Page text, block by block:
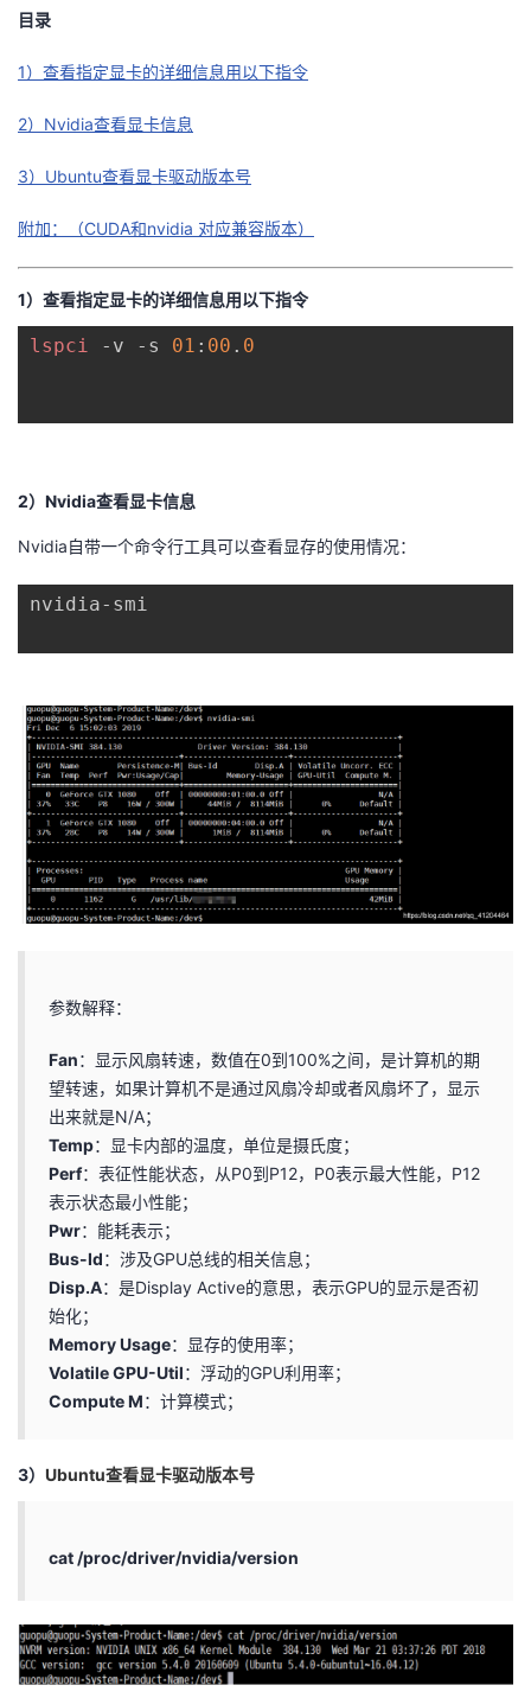
博
客
的
论
坛
我
的
圈
子
我
的
直
播
我
的
活
动
我
的
关
注
我
的
开
堂
的
课
程
我
的
认
证
我
的
实
我
的
我
的
我
我
术
支
持
云
声
建
议
目录
1）查看指定显卡的详细信息用以下指令
2）Nvidia查看显卡信息
3）Ubuntu查看显卡驱动版本号
附加：（CUDA和nvidia 对应兼容版本）
1）查看指定显卡的详细信息用以下指令
lspci -v -s 01 : 00 . 0
2）Nvidia查看显卡信息
Nvidia自带一个命令行工具可以查看显存的使用情况：
nvidia-smi
参数解释：
Fan：显示风扇转速，数值在0到100%之间，是计算机的期
望转速，如果计算机不是通过风扇冷却或者风扇坏了，显示
出来就是N/A；
Temp：显卡内部的温度，单位是摄氏度；
Perf：表征性能状态，从P0到P12，P0表示最大性能，P12
表示状态最小性能；
Pwr：能耗表示；
Bus-Id：涉及GPU总线的相关信息；
Disp.A：是Display Active的意思，表示GPU的显示是否初
始化；
Memory Usage：显存的使用率；
Volatile GPU-Util：浮动的GPU利用率；
Compute M：计算模式；
3） Ubuntu查看显卡驱动版本号
cat /proc/driver/nvidia/version